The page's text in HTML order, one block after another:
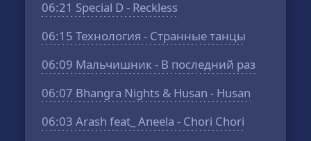
06:21 Special D - Reckless
06:15 Технология - Странные танцы
06:09 Мальчишник - В последний раз
06:07 Bhangra Nights & Husan - Husan
06:03 Arash feat_ Aneela - Chori Chori